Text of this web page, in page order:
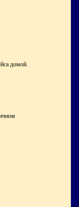
домой.